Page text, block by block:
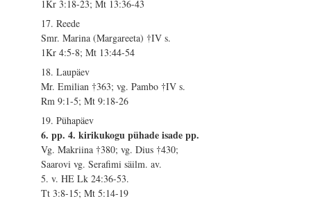
1Kr 3:18-23; Mt 13:36-43
17. Reede
Smr. Marina (Margareeta) †IV s.
1Kr 4:5-8; Mt 13:44-54
18. Laupäev
Mr. Emilian †363; vg. Pambo †IV s.
Rm 9:1-5; Mt 9:18-26
19. Pühapäev
6. pp. 4. kirikukogu pühade isade pp.
Vg. Makriina †380; vg. Dius †430;
Saarovi vg. Serafimi säilm. av.
5. v. HE Lk 24:36-53.
Tt 3:8-15; Mt 5:14-19